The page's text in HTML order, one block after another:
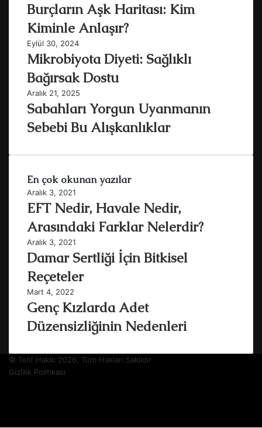
Burçların Aşk Haritası: Kim
Kiminle Anlaşır?
Eylül 30, 2024
Mikrobiyota Diyeti: Sağlıklı
Bağırsak Dostu
Aralık 21, 2025
Sabahları Yorgun Uyanmanın
Sebebi Bu Alışkanlıklar
En çok okunan yazılar
Aralık 3, 2021
EFT Nedir, Havale Nedir,
Arasındaki Farklar Nelerdir?
Aralık 3, 2021
Damar Sertliği İçin Bitkisel
Reçeteler
Mart 4, 2022
Genç Kızlarda Adet
Düzensizliğinin Nedenleri
© Telif Hakkı 2026, Tüm Hakları Saklıdır
Gizlilik Politikası